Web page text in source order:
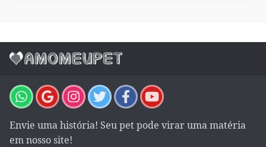
Envie uma história! Seu pet pode virar uma matéria
em nosso site!